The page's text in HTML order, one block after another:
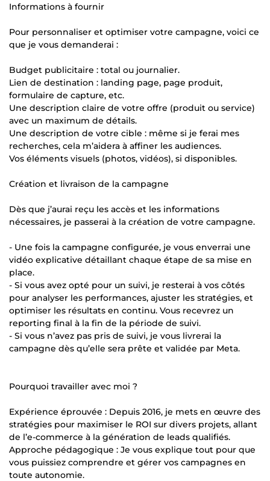
Informations à fournir
Pour personnaliser et optimiser votre campagne, voici ce
que je vous demanderai :
Budget publicitaire : total ou journalier.
Lien de destination : landing page, page produit,
formulaire de capture, etc.
Une description claire de votre offre (produit ou service)
avec un maximum de détails.
Une description de votre cible : même si je ferai mes
recherches, cela m’aidera à affiner les audiences.
Vos éléments visuels (photos, vidéos), si disponibles.
Création et livraison de la campagne
Dès que j’aurai reçu les accès et les informations
nécessaires, je passerai à la création de votre campagne.
- Une fois la campagne configurée, je vous enverrai une
vidéo explicative détaillant chaque étape de sa mise en
place.
- Si vous avez opté pour un suivi, je resterai à vos côtés
pour analyser les performances, ajuster les stratégies, et
optimiser les résultats en continu. Vous recevrez un
reporting final à la fin de la période de suivi.
- Si vous n’avez pas pris de suivi, je vous livrerai la
campagne dès qu’elle sera prête et validée par Meta.
Pourquoi travailler avec moi ?
Expérience éprouvée : Depuis 2016, je mets en œuvre des
stratégies pour maximiser le ROI sur divers projets, allant
de l’e-commerce à la génération de leads qualifiés.
Approche pédagogique : Je vous explique tout pour que
vous puissiez comprendre et gérer vos campagnes en
toute autonomie.